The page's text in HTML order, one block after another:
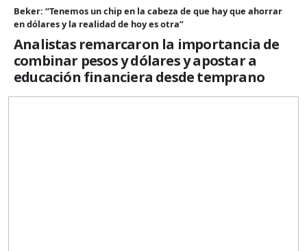
Beker: “Tenemos un chip en la cabeza de que hay que ahorrar
en dólares y la realidad de hoy es otra”
Analistas remarcaron la importancia de
combinar pesos y dólares y apostar a
educación financiera desde temprano